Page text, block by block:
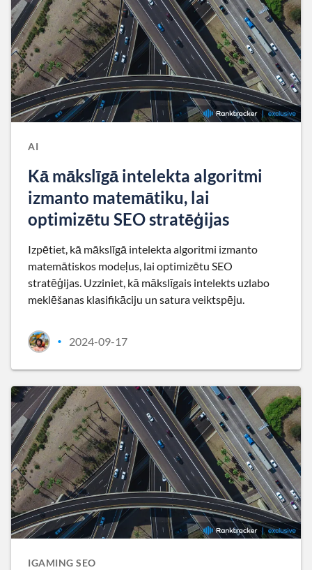
AI
Kā mākslīgā intelekta algoritmi
izmanto matemātiku, lai
optimizētu SEO stratēģijas
Izpētiet, kā mākslīgā intelekta algoritmi izmanto
matemātiskos modeļus, lai optimizētu SEO
stratēģijas. Uzziniet, kā mākslīgais intelekts uzlabo
meklēšanas klasifikāciju un satura veiktspēju.
• 2024-09-17
IGAMING SEO